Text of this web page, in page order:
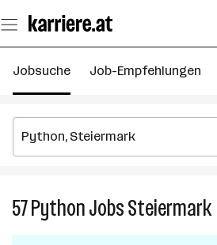
Seiteninhalt
springen
Jobsuche Job-Empfehlungen
57PythonJobsSteiermark57